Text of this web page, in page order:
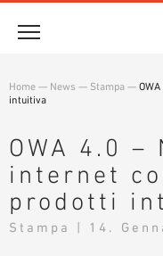
SEDI
STAMPA
SHOWROOM 7TH FLOOR
PANORAMICA PRODOTTI
RICERCA GUIDATA
RICERCA TECNICA
Soluzioni
FUNZIONI
CAMPI D’APPLICAZIONE
Home — News — Stampa —
intuitiva
OWA 4.0 –
internet
prodotti
Stampa | 14.